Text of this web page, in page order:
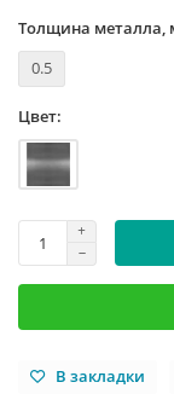
Толщина металла,
0.5
Цвет:
В закладки